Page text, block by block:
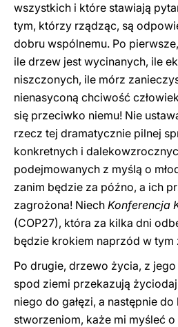
wszystkich i które stawiają
tym, którzy rządząc, są
dobru wspólnemu. Po
ile drzew jest wycinanych, ile
niszczonych, ile mórz
nienasyconą chciwość
się przeciwko niemu! Nie
rzecz tej dramatycznie pilnej
konkretnych i
podejmowanych z myślą o
zanim będzie za późno, a ich
zagrożona! Niech Konferencja
(COP27), która za kilka dni
będzie krokiem naprzód w tym
Po drugie, drzewo życia, z
spod ziemi przekazują
niego do gałęzi, a następnie
stworzeniom, każe mi myśleć o